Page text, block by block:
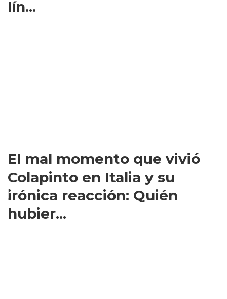
lín...
El mal momento que vivió
Colapinto en Italia y su
irónica reacción: Quién
hubier...